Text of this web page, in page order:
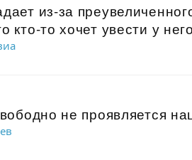
из-за
кто-то хочет увести у
не проявляется